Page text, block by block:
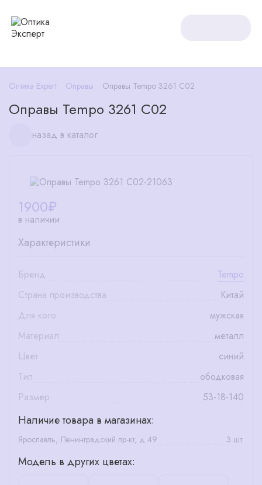
Оптика Expert Оправы Оправы Tempo 3261 C02
Оправы Tempo 3261 C02
назад в каталог
1900₽
в наличии
Характеристики
Бренд
Tempo
Страна производства
Китай
Для кого
мужская
Материал
металл
Цвет
синий
Тип
ободковая
Размер
53-18-140
Наличие товара в магазинах:
Ярославль, Ленинградский пр-кт, д 49 3 шт.
Модель в других цветах: